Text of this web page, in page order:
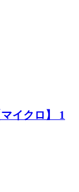
イクロ】 1